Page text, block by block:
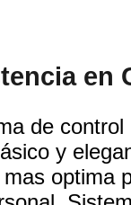
en
de
y
optima